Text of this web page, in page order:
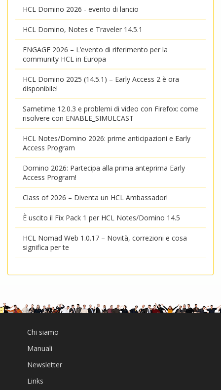
HCL Domino 2026 - evento di lancio
HCL Domino, Notes e Traveler 14.5.1
ENGAGE 2026 – L’evento di riferimento per la
community HCL in Europa
HCL Domino 2025 (14.5.1) – Early Access 2 è ora
disponibile!
Sametime 12.0.3 e problemi di video con Firefox: come
risolvere con ENABLE_SIMULCAST
HCL Notes/Domino 2026: prime anticipazioni e Early
Access Program
Domino 2026: Partecipa alla prima anteprima Early
Access Program!
Class of 2026 – Diventa un HCL Ambassador!
È uscito il Fix Pack 1 per HCL Notes/Domino 14.5
HCL Nomad Web 1.0.17 – Novità, correzioni e cosa
significa per te
Chi siamo
Manuali
Newsletter
Links